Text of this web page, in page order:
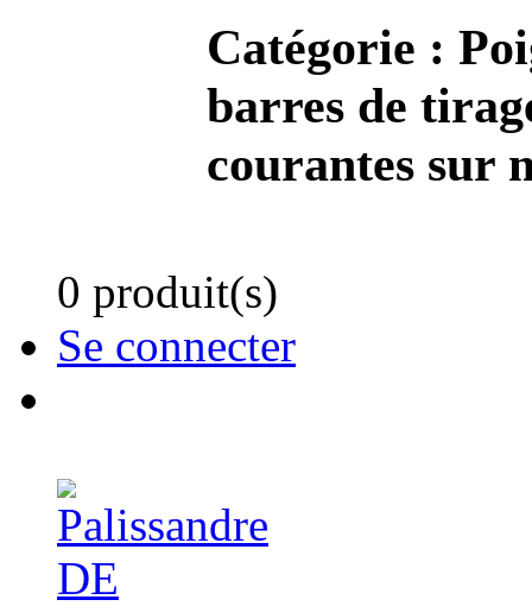
Catégorie :
barres de
courantes sur
0 produit(s)
Se connecter